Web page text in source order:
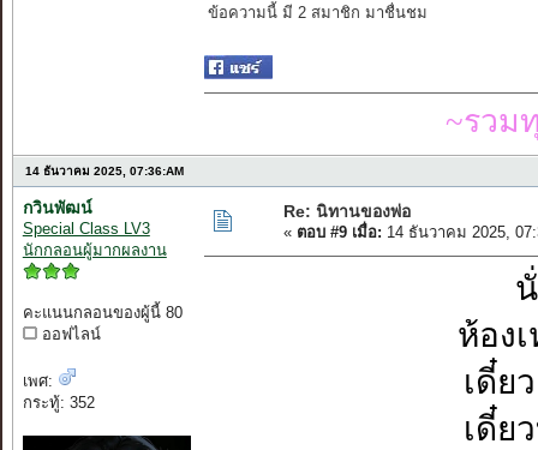
ข้อความนี้ มี 2 สมาชิก มาชื่นชม
~รวม
14 ธันวาคม 2025, 07:36:AM
กวินพัฒน์
Special Class LV3
นักกลอนผู้มากผลงาน
คะแนนกลอนของผู้นี้ 80
ออฟไลน์
เพศ:
กระทู้: 352
Re: นิทานของพ่อ
« ตอบ #9 เมื่อ: 14 ธันวาคม 2025,
ห้อง
เดี๋ย
เดี๋ย